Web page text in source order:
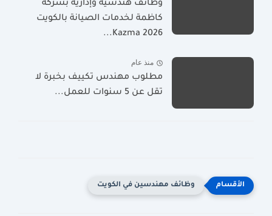
وظائف هندسية وإدارية بشركة
كاظمة لخدمات الصيانة بالكويت
2026 Kazma...
منذ عام
مطلوب مهندس تكييف بخبرة لا
تقل عن 5 سنوات للعمل...
وظائف مهندسين في الكويت